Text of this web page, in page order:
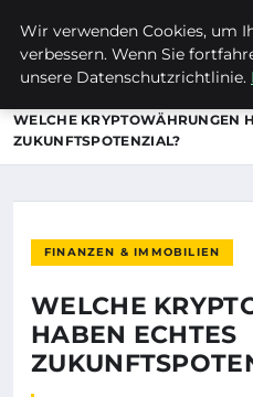
MTUCLUB
WELCHE KRYPTOWÄHRUNGEN
ZUKUNFTSPOTENZIAL?
FINANZEN & IMMOBILIEN
WELCHE
HABEN ECHTES
Wir verwenden Cookies, um
verbessern. Wenn Sie
unsere Datenschutzrichtlinie.